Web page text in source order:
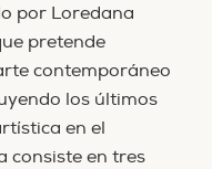
por Loredana
pretende
contemporáneo
los últimos
en el
consiste en tres